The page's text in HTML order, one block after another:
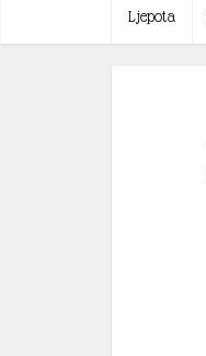
Ljepota